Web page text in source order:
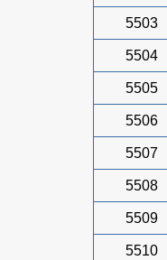
5503
5504
5505
5506
5507
5508
5509
5510